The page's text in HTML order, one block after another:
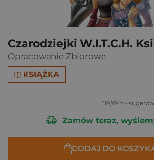
Czarodziejki W.I.T.C.H.
Opracowanie Zbiorowe
KSIĄŻKA
109,99 zł -
Zamów teraz,
DODAJ DO